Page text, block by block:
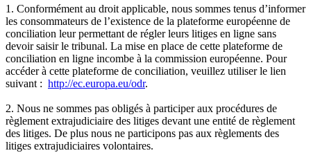
1. Conformément au droit applicable, nous sommes tenus d’informer
les consommateurs de l’existence de la plateforme européenne de
conciliation leur permettant de régler leurs litiges en ligne sans
devoir saisir le tribunal. La mise en place de cette plateforme de
conciliation en ligne incombe à la commission européenne. Pour
accéder à cette plateforme de conciliation, veuillez utiliser le lien
suivant : http://ec.europa.eu/odr.
2. Nous ne sommes pas obligés à participer aux procédures de
règlement extrajudiciaire des litiges devant une entité de règlement
des litiges. De plus nous ne participons pas aux règlements des
litiges extrajudiciaires volontaires.